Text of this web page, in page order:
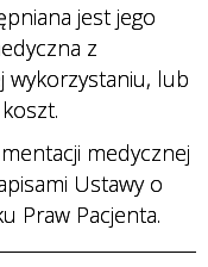
jest jego
z
wykorzystaniu, lub
medycznej
Ustawy o
Praw Pacjenta.